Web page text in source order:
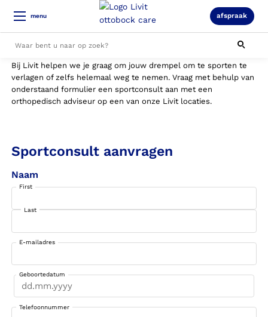
menu afspraak
Alle resultaten
Sportconsult
Bij Livit helpen we je graag om jouw drempel om te sporten te
verlagen of zelfs helemaal weg te nemen. Vraag met behulp van
onderstaand formulier een sportconsult aan met een
orthopedisch adviseur op een van onze Livit locaties.
Sportconsult aanvragen
Naam
First
Last
E-mailadres
Geboortedatum
dot
MMTelefoonnummer